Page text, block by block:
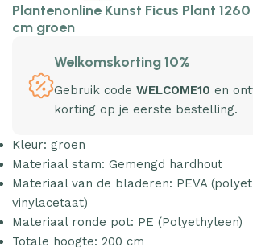
Plantenonline Kunst Ficus Plant
cm groen
Welkomskorting 10%
Gebruik code WELCOME10 en
korting op je eerste bestelling.
Kleur: groen
Materiaal stam: Gemengd hardhout
Materiaal van de bladeren: PEVA
vinylacetaat)
Materiaal ronde pot: PE (Polyethyleen)
Totale hoogte: 200 cm